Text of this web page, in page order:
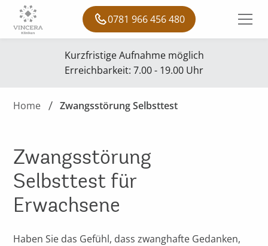
0781 966 456 480
Kurzfristige Aufnahme möglich
Erreichbarkeit: 7.00 - 19.00 Uhr
Home Zwangsstörung Selbsttest
Zwangsstörung
Selbsttest für
Erwachsene
Haben Sie das Gefühl, dass zwanghafte Gedanken,